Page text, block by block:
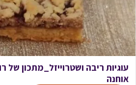
עוגיות ריבה ושטרוייזל_מתכון של
אוחנה